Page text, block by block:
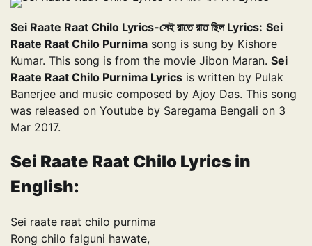
Sei Raate Raat Chilo Lyrics-সেই রাতে রাত ছিল Lyrics: Sei
Raate Raat Chilo Purnima song is sung by Kishore
Kumar. This song is from the movie Jibon Maran. Sei
Raate Raat Chilo Purnima Lyrics is written by Pulak
Banerjee and music composed by Ajoy Das. This song
was released on Youtube by Saregama Bengali on 3
Mar 2017.
Sei Raate Raat Chilo Lyrics in
English:
Sei raate raat chilo purnima
Rong chilo falguni hawate,